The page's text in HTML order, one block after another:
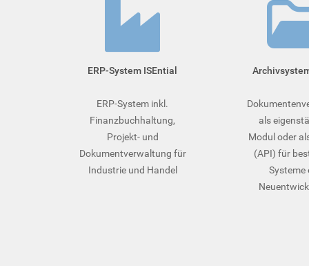
ERP-System ISEntial
ERP-System inkl.
Finanzbuchhaltung,
Projekt- und
Dokumentverwaltung für
Industrie und Handel
als
Modul oder
(API) für
Systeme